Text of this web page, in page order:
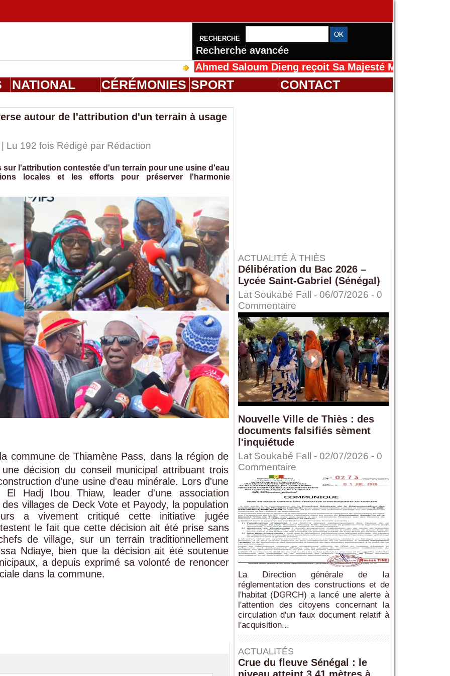
RECHERCHE
Recherche avancée
Ahmed Saloum Dieng reçoit Sa Majesté Mansah Cissé au
NATIONAL CÉRÉMONIES SPORT CONTACT
autour de l'attribution d'un terrain à usage
Lu 192 fois Rédigé par Rédaction
sur l'attribution contestée d'un terrain pour une usine d'eau
locales et les efforts pour préserver l'harmonie
commune de Thiamène Pass, dans la région de
décision du conseil municipal attribuant trois
d'une usine d'eau minérale. Lors d'une
Hadj Ibou Thiaw, leader d'une association
villages de Deck Vote et Payody, la population
a vivement critiqué cette initiative jugée
le fait que cette décision ait été prise sans
de village, sur un terrain traditionnellement
Ndiaye, bien que la décision ait été soutenue
a depuis exprimé sa volonté de renoncer
dans la commune.
ACTUALITÉ À THIÈS
Délibération du Bac 2026 –
Lycée Saint-Gabriel (Sénégal)
Lat Soukabé Fall - 06/07/2026 - 0
Commentaire
Nouvelle Ville de Thiès : des
documents falsifiés sèment
l'inquiétude
Lat Soukabé Fall - 02/07/2026 - 0
Commentaire
La Direction générale de la
réglementation des constructions et de
l'habitat (DGRCH) a lancé une alerte à
l'attention des citoyens concernant la
circulation d'un faux document relatif à
l'acquisition...
ACTUALITÉS
Crue du fleuve Sénégal : le